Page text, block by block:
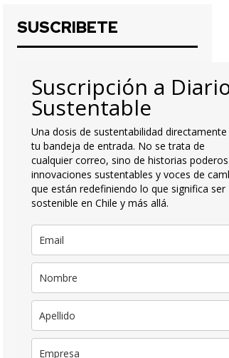
SUSCRIBETE
Suscripción a
Sustentable
Una dosis de sustentabilidad
tu bandeja de entrada. No se trata de
cualquier correo, sino de historias
innovaciones sustentables y voces de
que están redefiniendo lo que significa ser
sostenible en Chile y más allá.